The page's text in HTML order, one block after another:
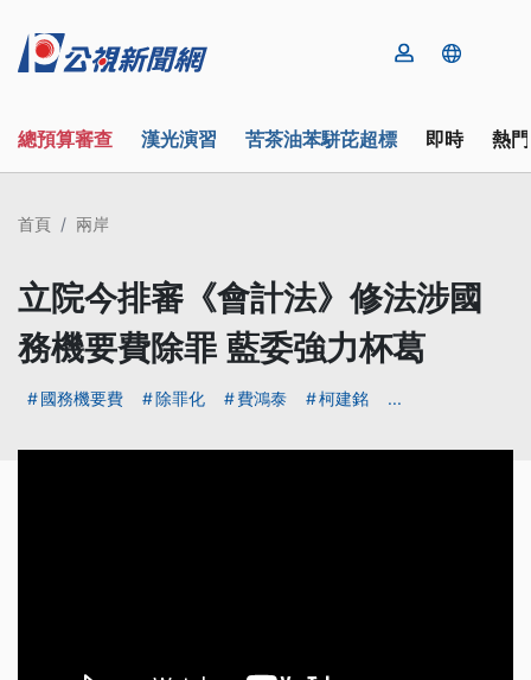
總預算審查 漢光演習 苦茶油苯駢芘超標 即時 熱
首頁 兩岸
立院今排審《會計法》修法涉國
務機要費除罪 藍委強力杯葛
國務機要費 除罪化 費鴻泰 柯建銘 ...